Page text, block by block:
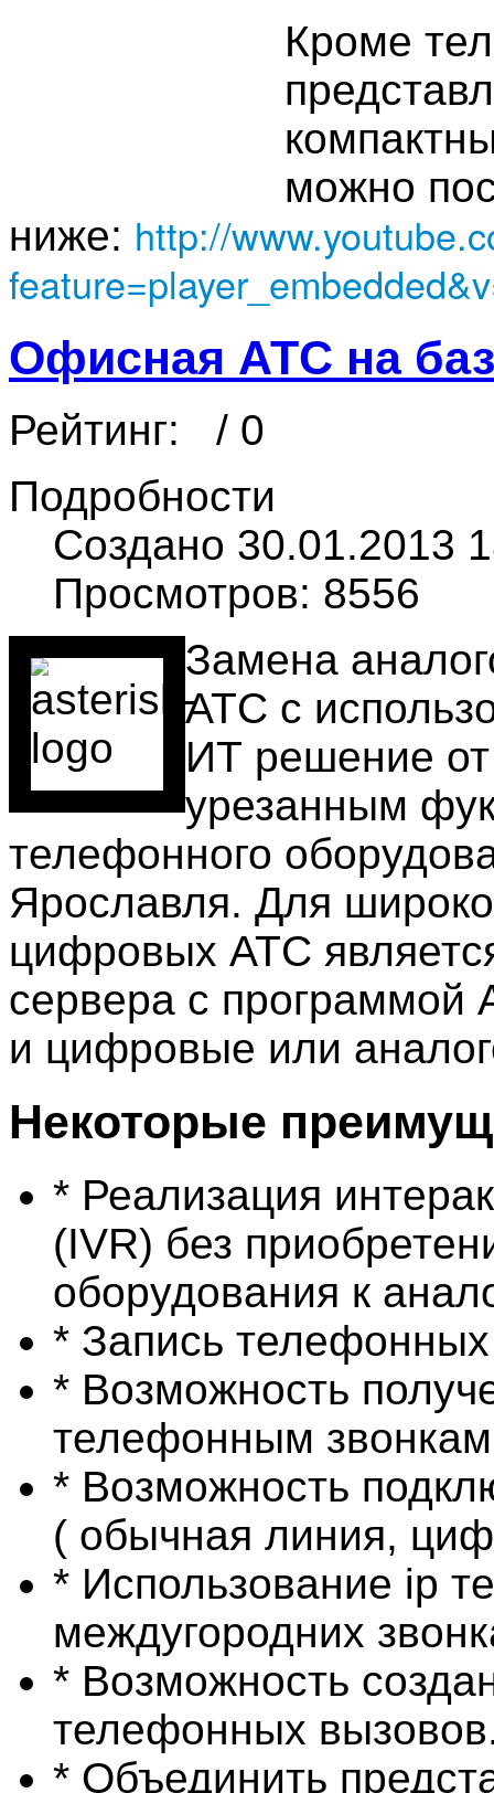
Кроме
можно
ниже: http://
Офисная АТС на
Рейтинг:
/ 0
Подробности
Создано 30.01.2013
Просмотров: 8556
Замена
АТС с
ИТ решение от
урезанным
телефонного
Ярославля. Для
цифровых АТС
сервера с программой
и цифровые или
Некоторые
* Реализация
(IVR) без
оборудования к
* Запись телефонных
* Возможность
телефонным звонкам
* Возможность
( обычная линия,
* Использование ip
междугородних
* Возможность
телефонных
* Объединить